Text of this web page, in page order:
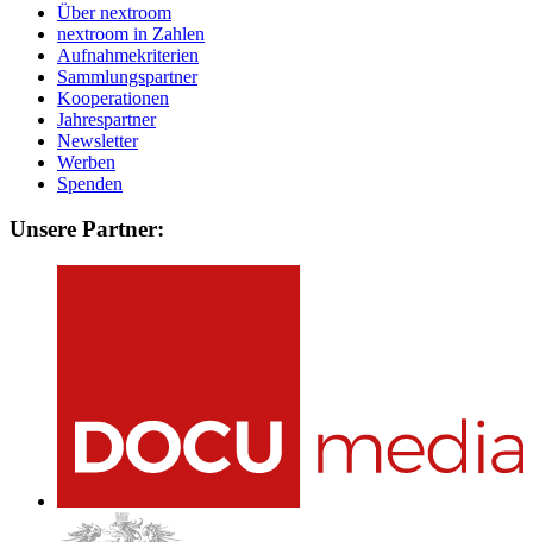
Über nextroom
nextroom in Zahlen
Aufnahmekriterien
Sammlungspartner
Kooperationen
Jahrespartner
Newsletter
Werben
Spenden
Unsere Partner: